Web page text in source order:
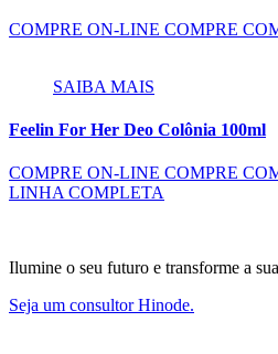
COMPRE ON-LINE COMPRE
SAIBA MAIS
Feelin For Her Deo Colônia 100ml
COMPRE ON-LINE COMPRE
LINHA COMPLETA
Ilumine o seu futuro e transforme a
Seja um consultor Hinode.